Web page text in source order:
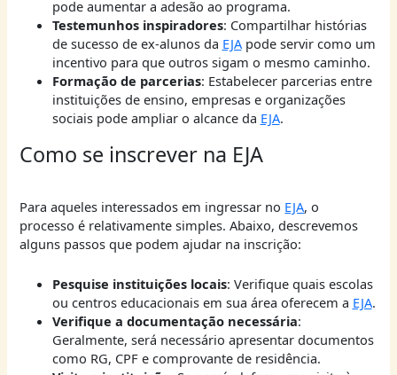
pode aumentar a adesão ao programa.
Testemunhos inspiradores: Compartilhar histórias
de sucesso de ex-alunos da EJApode servir como um
incentivo para que outros sigam o mesmo caminho.
Formação de parcerias: Estabelecer parcerias entre
instituições de ensino, empresas e organizações
sociais pode ampliar o alcance da EJA.
Como se inscrever na EJA
Para aqueles interessados em ingressar no EJA, o
processo é relativamente simples. Abaixo, descrevemos
alguns passos que podem ajudar na inscrição:
Pesquise instituições locais: Verifique quais escolas
ou centros educacionais em sua área oferecem a EJA.
Verifique a documentação necessária:
Geralmente, será necessário apresentar documentos
como RG, CPF e comprovante de residência.